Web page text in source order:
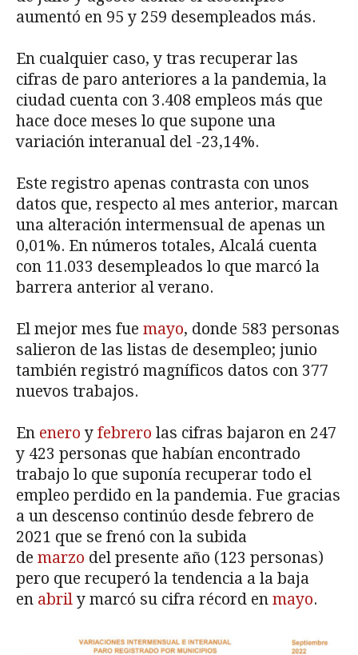
aumentó en 95 y 259 desempleados más.
En cualquier caso, y tras recuperar las
cifras de paro anteriores a la pandemia, la
ciudad cuenta con 3.408 empleos más que
hace doce meses lo que supone una
variación interanual del -23,14%.
Este registro apenas contrasta con unos
datos que, respecto al mes anterior, marcan
una alteración intermensual de apenas un
0,01%. En números totales, Alcalá cuenta
con 11.033 desempleados lo que marcó la
barrera anterior al verano.
El mejor mes fue mayo, donde 583 personas
salieron de las listas de desempleo; junio
también registró magníficos datos con 377
nuevos trabajos.
En enero y febrero las cifras bajaron en 247
y 423 personas que habían encontrado
trabajo lo que suponía recuperar todo el
empleo perdido en la pandemia. Fue gracias
a un descenso continúo desde febrero de
2021 que se frenó con la subida
de marzo del presente año (123 personas)
pero que recuperó la tendencia a la baja
en abrily marcó su cifra récord en mayo.